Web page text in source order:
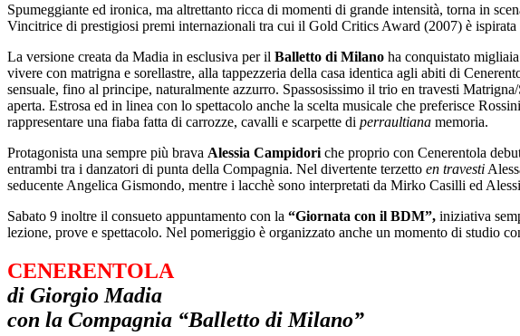
Spumeggiante ed ironica, ma altrettanto ricca di momenti di grande intensità, torna in
Vincitrice di prestigiosi premi internazionali tra cui il Gold Critics Award (2007) è
La versione creata da Madia in esclusiva per il Balletto di Milano ha conquistato
vivere con matrigna e sorellastre, alla tappezzeria della casa identica agli abiti di
sensuale, fino al principe, naturalmente azzurro. Spassosissimo il trio en travesti
aperta. Estrosa ed in linea con lo spettacolo anche la scelta musicale che preferisce
rappresentare una fiaba fatta di carrozze, cavalli e scarpette di perraultiana memoria.
Protagonista una sempre più brava Alessia Campidori che proprio con Cenerentola
entrambi tra i danzatori di punta della Compagnia. Nel divertente terzetto en travesti
seducente Angelica Gismondo, mentre i lacchè sono interpretati da Mirko Casilli ed
Sabato 9 inoltre il consueto appuntamento con la “Giornata con il BDM”, iniziativa
lezione, prove e spettacolo. Nel pomeriggio è organizzato anche un momento di studio
CENERENTOLA
di Giorgio Madia
con la Compagnia “Balletto di Milano”